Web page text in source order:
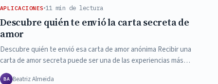
APLICACIONES 11 min de lectura
Descubre quién te envió la carta secreta de
amor
Descubre quién te envió esa carta de amor anónima Recibir una
carta de amor secreta puede ser una de las experiencias más…
BA Beatriz Almeida